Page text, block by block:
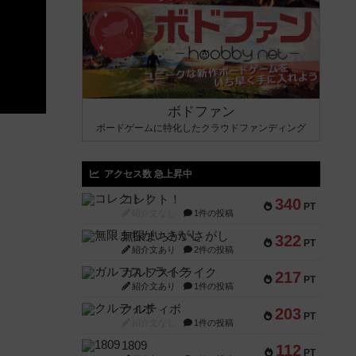
ボドファン
ボードゲームに特化したクラウドファンディング
アクセス数 急上昇中
340 PT
コレクト！
1件の投稿
322 PT
無限まちがいさがし
紹介文あり 2件の投稿
217 PT
ガルフストライク
紹介文あり 1件の投稿
203 PT
クルティボ
1件の投稿
112 PT
1809